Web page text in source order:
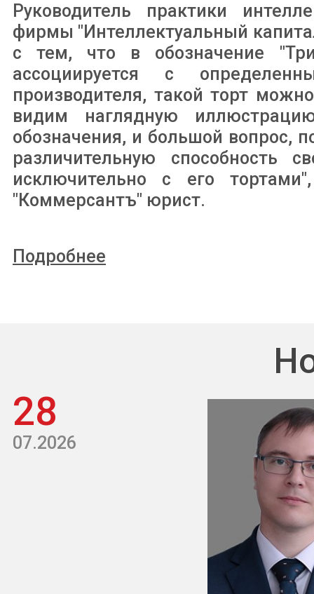
Руководитель практики
фирмы "Интеллектуальный
с тем, что в обозначение
ассоциируется с
производителя, такой торт
видим наглядную
обозначения, и большой вопрос,
различительную способность
исключительно с его
"Коммерсантъ" юрист.
Подробнее
28
07.2026